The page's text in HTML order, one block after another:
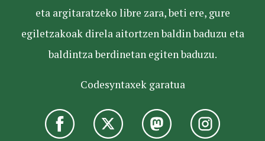
eta argitaratzeko libre zara, beti ere, gure
egiletzakoak direla aitortzen baldin baduzu eta
baldintza berdinetan egiten baduzu.
Codesyntaxek garatua